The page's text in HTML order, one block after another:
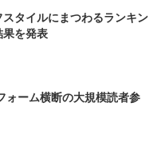
タイルにまつわるランキン
を発表
ォーム横断の大規模読者参